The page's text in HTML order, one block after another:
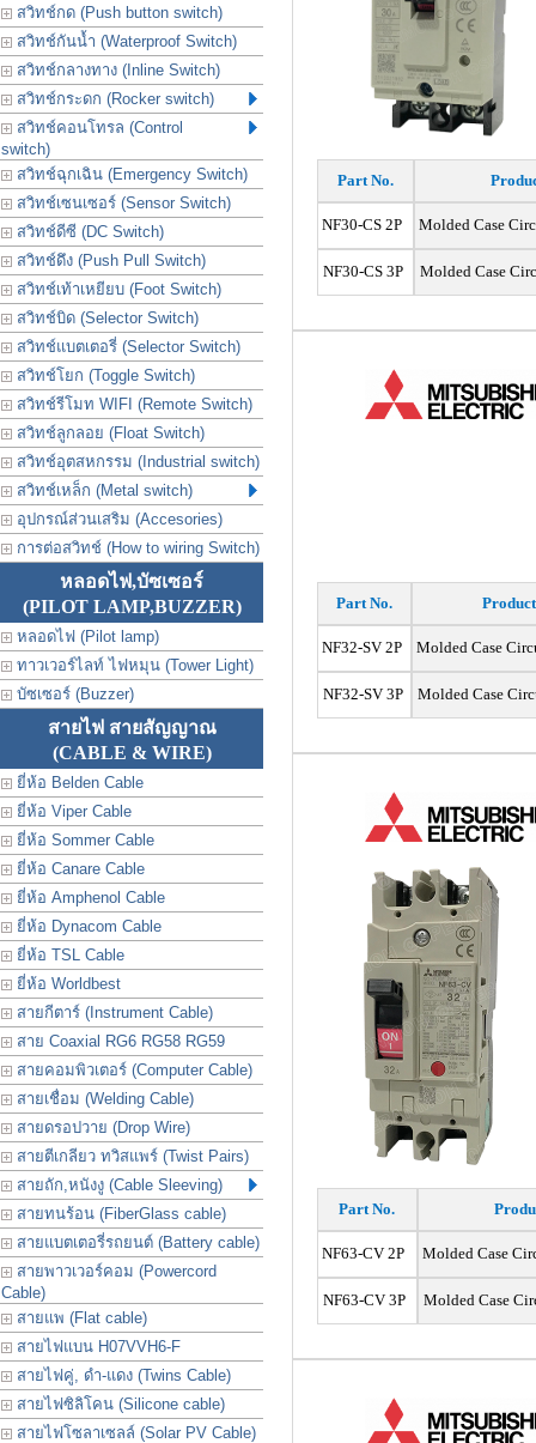
สวิทช์กด (Push button switch)
สวิทช์กันน้ำ (Waterproof Switch)
สวิทช์กลางทาง (Inline Switch)
สวิทช์กระดก (Rocker switch)
สวิทช์คอนโทรล (Control
switch)
สวิทช์ฉุกเฉิน (Emergency Switch)
สวิทช์เซนเซอร์ (Sensor Switch)
สวิทช์ดีซี (DC Switch)
สวิทช์ดึง (Push Pull Switch)
สวิทช์เท้าเหยียบ (Foot Switch)
สวิทช์บิด (Selector Switch)
สวิทช์แบตเตอรี่ (Selector Switch)
สวิทช์โยก (Toggle Switch)
สวิทช์รีโมท WIFI (Remote Switch)
สวิทช์ลูกลอย (Float Switch)
สวิทช์อุตสหกรรม (Industrial switch)
สวิทช์เหล็ก (Metal switch)
อุปกรณ์ส่วนเสริม (Accesories)
การต่อสวิทช์ (How to wiring Switch)
หลอดไฟ,บัซเซอร์
(PILOT LAMP,BUZZER)
หลอดไฟ (Pilot lamp)
ทาวเวอร์ไลท์ ไฟหมุน (Tower Light)
บัซเซอร์ (Buzzer)
สายไฟ สายสัญญาณ
(CABLE & WIRE)
ยี่ห้อ Belden Cable
ยี่ห้อ Viper Cable
ยี่ห้อ Sommer Cable
ยี่ห้อ Canare Cable
ยี่ห้อ Amphenol Cable
ยี่ห้อ Dynacom Cable
ยี่ห้อ TSL Cable
ยี่ห้อ Worldbest
สายกีตาร์ (Instrument Cable)
สาย Coaxial RG6 RG58 RG59
สายคอมพิวเตอร์ (Computer Cable)
สายเชื่อม (Welding Cable)
สายดรอปวาย (Drop Wire)
สายตีเกลียว ทวิสแพร์ (Twist Pairs)
สายถัก,หนังงู (Cable Sleeving)
สายทนร้อน (FiberGlass cable)
สายแบตเตอรี่รถยนต์ (Battery cable)
สายพาวเวอร์คอม (Powercord
Cable)
สายแพ (Flat cable)
สายไฟแบน H07VVH6-F
สายไฟคู่, ดำ-แดง (Twins Cable)
สายไฟซิลิโคน (Silicone cable)
สายไฟโซลาเซลล์ (Solar PV Cable)
Part No.
NF30-CS 2P Molded Case
NF30-CS 3P Molded Case
Part No.
NF32-SV 2P Molded Case
NF32-SV 3P Molded Case
Part No.
NF63-CV 2P Molded Case
NF63-CV 3P Molded Case